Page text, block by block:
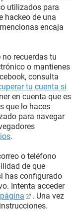
utilizados para
hackeo de una
encaja
recuerdas tu
o mantienes
consulta
tu cuenta si
en cuenta que es
que lo haces
para navegar
.
o teléfono
de que
has configurado
Intenta acceder
página
. Una vez